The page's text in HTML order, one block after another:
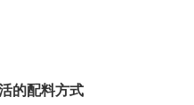
的配料方式